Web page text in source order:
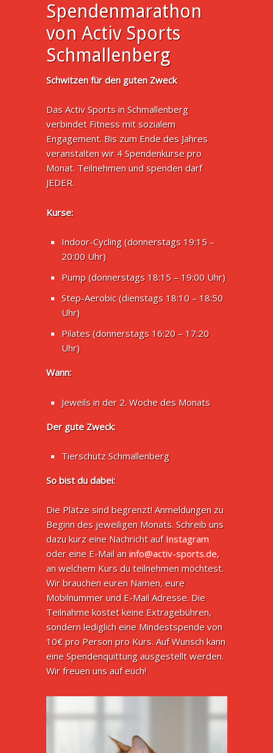
Spendenmarathon
von Activ Sports
Schmallenberg
Schwitzen für den guten Zweck
Das Activ Sports in Schmallenberg
verbindet Fitness mit sozialem
Engagement. Bis zum Ende des Jahres
veranstalten wir 4 Spendenkurse pro
Monat. Teilnehmen und spenden darf
JEDER.
Kurse:
Indoor-Cycling (donnerstags 19:15 –
20:00 Uhr)
Pump (donnerstags 18:15 – 19:00 Uhr)
Step-Aerobic (dienstags 18:10 – 18:50
Uhr)
Pilates (donnerstags 16:20 – 17:20
Uhr)
Wann:
Jeweils in der 2. Woche des Monats
Der gute Zweck:
Tierschutz Schmallenberg
So bist du dabei:
Die Plätze sind begrenzt! Anmeldungen zu
Beginn des jeweiligen Monats. Schreib uns
dazu kurz eine Nachricht aufInstagram
oder eine E-Mail aninfo@activ-sports.de,
an welchem Kurs du teilnehmen möchtest.
Wir brauchen euren Namen, eure
Mobilnummer und E-Mail Adresse. Die
Teilnahme kostet keine Extragebühren,
sondern lediglich eine Mindestspende von
10€ pro Person pro Kurs. Auf Wunsch kann
eine Spendenquittung ausgestellt werden.
Wir freuen uns auf euch!